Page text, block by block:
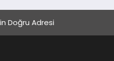
sistemlerinin
kolay, konforlu ve
Enerji
donatılmış son modeli
Madoka Plus
sunuldu. Tam
mobil uygulama
sensör entegrasyonu
Doğru Adresi